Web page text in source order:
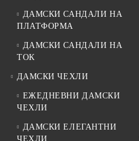
ДАМСКИ САНДАЛИ НА
ПЛАТФОРМА
ДАМСКИ САНДАЛИ НА
ТОК
ДАМСКИ ЧЕХЛИ
ЕЖЕДНЕВНИ ДАМСКИ
ЧЕХЛИ
ДАМСКИ ЕЛЕГАНТНИ
ЧЕХЛИ